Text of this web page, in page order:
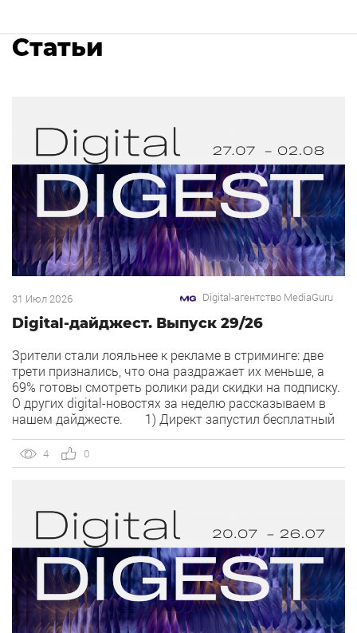
Статьи
31 Июл 2026 Digital-агентство MediaGuru
Digital-дайджест. Выпуск 29/26
Зрители стали лояльнее к рекламе в стриминге: две
трети признались, что она раздражает их меньше, а
69% готовы смотреть ролики ради скидки на подписку.
О других digital-новостях за неделю рассказываем в
нашем дайджесте. 1) Директ запустил бесплатный
встроенный динамический коллтрекинг — без доплат и
интеграций со сторонними сервисами. […]
4 0